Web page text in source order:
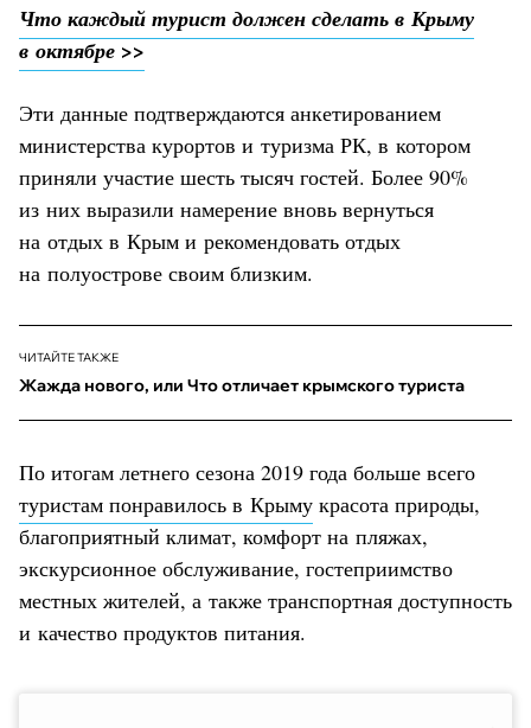
Что каждый турист должен сделать в Крыму
в октябре >>
Эти данные подтверждаются анкетированием
министерства курортов и туризма РК, в котором
приняли участие шесть тысяч гостей. Более 90%
из них выразили намерение вновь вернуться
на отдых в Крым и рекомендовать отдых
на полуострове своим близким.
ЧИТАЙТЕ ТАКЖЕ
Жажда нового, или Что отличает крымского туриста
По итогам летнего сезона 2019 года больше всего
туристам понравилось в Крыму красота природы,
благоприятный климат, комфорт на пляжах,
экскурсионное обслуживание, гостеприимство
местных жителей, а также транспортная доступность
и качество продуктов питания.